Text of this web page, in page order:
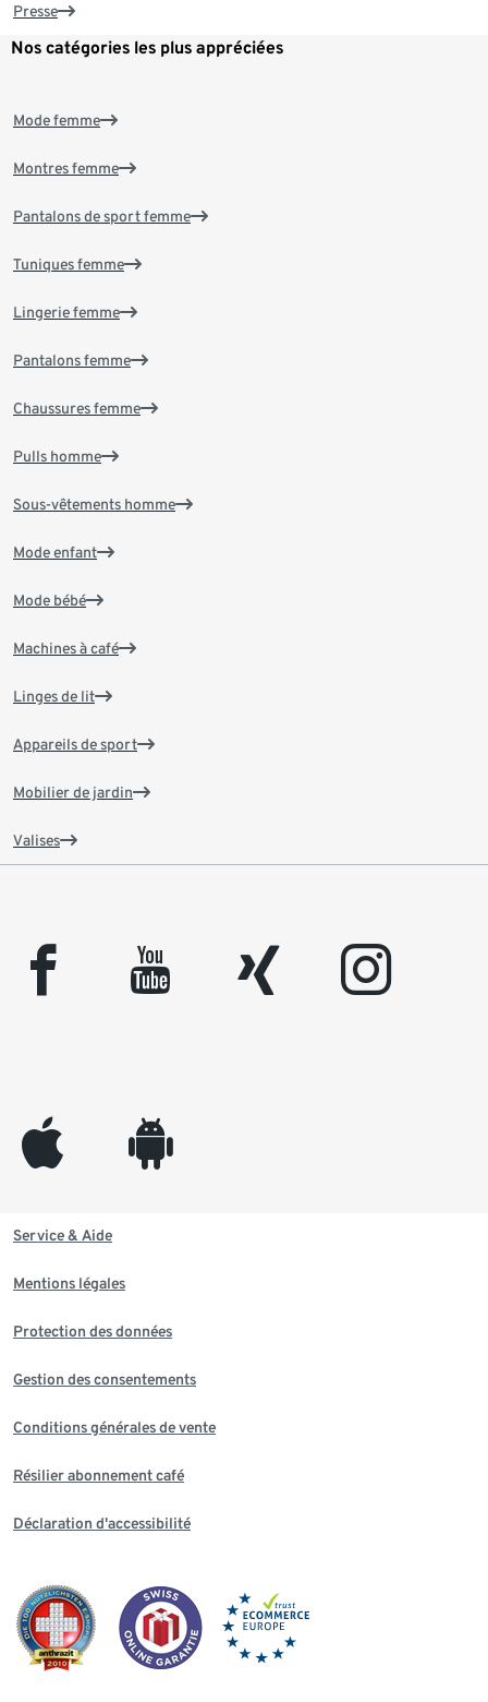
Presse
Nos catégories les plus appréciées
Mode femme
Montres femme
Pantalons de sport femme
Tuniques femme
Lingerie femme
Pantalons femme
Chaussures femme
Pulls homme
Sous-vêtements homme
Mode enfant
Mode bébé
Machines à café
Linges de lit
Appareils de sport
Mobilier de jardin
Valises
facebook youtube xing instagram
appleinc android
Service & Aide
Mentions légales
Protection des données
Gestion des consentements
Conditions générales de vente
Résilier abonnement café
Déclaration d'accessibilité